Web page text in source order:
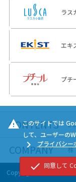
ラス
エキ
プチ
トップページ
カテゴリから探す
会社情報
Copyright © JR
warning このサイトでは
して、ユーザーの
chevron_right プライバシー
check 同意して